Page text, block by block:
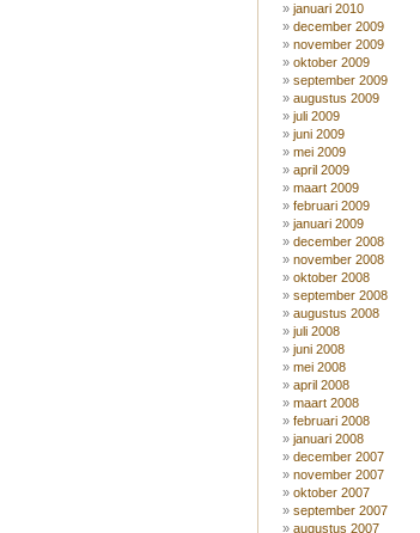
januari 2010
december 2009
november 2009
oktober 2009
september 2009
augustus 2009
juli 2009
juni 2009
mei 2009
april 2009
maart 2009
februari 2009
januari 2009
december 2008
november 2008
oktober 2008
september 2008
augustus 2008
juli 2008
juni 2008
mei 2008
april 2008
maart 2008
februari 2008
januari 2008
december 2007
november 2007
oktober 2007
september 2007
augustus 2007